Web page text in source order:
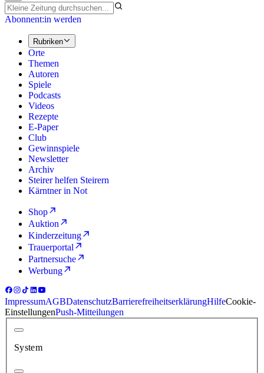
Abonnent:in werden
Rubriken
Orte
Themen
Autoren
Spiele
Podcasts
Videos
Rezepte
E-Paper
Club
Gewinnspiele
Newsletter
Archiv
Steirer helfen Steirern
Kärntner in Not
Shop
Auktion
Kinderzeitung
Trauerportal
Partnersuche
Werbung
ImpressumAGBDatenschutzBarrierefreiheitserklärungHilfeCookie-
EinstellungenPush-Mitteilungen
System